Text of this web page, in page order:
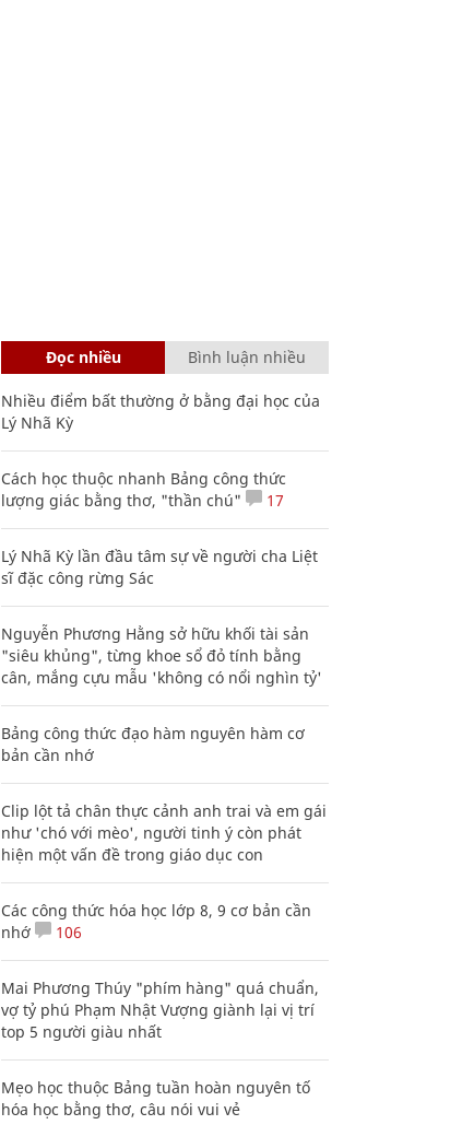
Đọc nhiều Bình luận nhiều
Nhiều điểm bất thường ở bằng đại học của
Lý Nhã Kỳ
Cách học thuộc nhanh Bảng công thức
lượng giác bằng thơ, "thần chú"
17
Lý Nhã Kỳ lần đầu tâm sự về người cha Liệt
sĩ đặc công rừng Sác
Nguyễn Phương Hằng sở hữu khối tài sản
"siêu khủng", từng khoe sổ đỏ tính bằng
cân, mắng cựu mẫu 'không có nổi nghìn tỷ'
Bảng công thức đạo hàm nguyên hàm cơ
bản cần nhớ
Clip lột tả chân thực cảnh anh trai và em gái
như 'chó với mèo', người tinh ý còn phát
hiện một vấn đề trong giáo dục con
Các công thức hóa học lớp 8, 9 cơ bản cần
nhớ
106
Mai Phương Thúy "phím hàng" quá chuẩn,
vợ tỷ phú Phạm Nhật Vượng giành lại vị trí
top 5 người giàu nhất
Mẹo học thuộc Bảng tuần hoàn nguyên tố
hóa học bằng thơ, câu nói vui vẻ